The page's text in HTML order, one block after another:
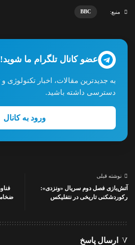
منبع: BBC
عضو کانال تلگرام ما شوید!
به جدیدترین مقالات، اخبار تکنولوژی و
دسترسی داشته باشید.
ورود به کانال
نوشته قبلی
آتش‌بازی فصل دوم سریال «ونزدی»:
رکوردشکنی تاریخی در نتفلیکس
ارسال پاسخ